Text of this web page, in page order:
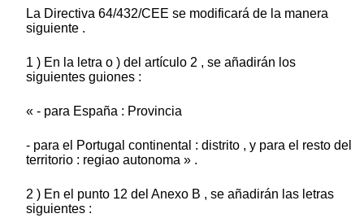
La Directiva 64/432/CEE se modificará de la manera
siguiente .
1 ) En la letra o ) del artículo 2 , se añadirán los
siguientes guiones :
« - para España : Provincia
- para el Portugal continental : distrito , y para el resto del
territorio : regiao autonoma » .
2 ) En el punto 12 del Anexo B , se añadirán las letras
siguientes :